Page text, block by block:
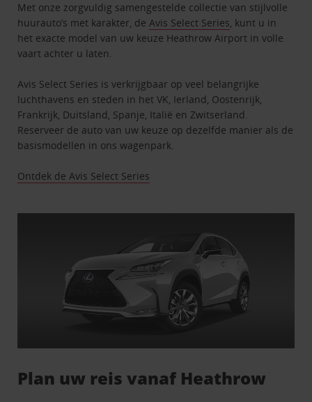
Met onze zorgvuldig samengestelde collectie van stijlvolle
huurauto’s met karakter, deAvis Select Series, kunt u in
het exacte model van uw keuze Heathrow Airport in volle
vaart achter u laten.
Avis Select Series is verkrijgbaar op veel belangrijke
luchthavens en steden in het VK, Ierland, Oostenrijk,
Frankrijk, Duitsland, Spanje, Italië en Zwitserland.
Reserveer de auto van uw keuze op dezelfde manier als de
basismodellen in ons wagenpark.
Ontdek de Avis Select Series
Plan uw reis vanaf Heathrow